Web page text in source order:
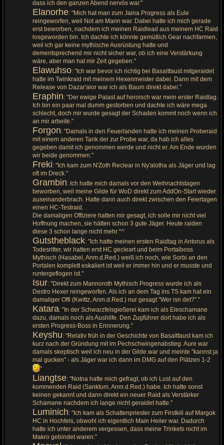
dass ich den ganzen Abend nervös war."
Elanorhe: "Mich hat man zum Jaina Progress als Eule
reingeworfen, weil Not am Mann war. Dabei hatte ich mich gerade
erst beworben, nachdem ich meinen Raidlead aus meinem HC Raid
losgeworden bin. Ich dachte ich könnte gemütlich Gear nachfarmen,
weil ich gar keine mythische Ausrüstung hatte und
dementsprechend mir nicht sicher war, ob ich eine Verstärkung
wäre, aber man hat mir Zeit gegeben."
Elawuhso: "Ich war bevor ich richtig bei Basaltfaust mitgeraidet
hatte im Twinkraid mit meinem Hexenmeister dabei. Dann mit dem
Release von Dazar'alor war ich als Baum direkt dabei."
Eraphin: "Der ewige Palast auf heroisch war mein erster Raidtag.
Ich bin ein paar mal dumm gestorben und dachte ich wäre mega
schlecht, doch mir wurde gesagt der Schaden kommt noch wenn ich
an mir arbeite."
Forgon: "Damals in den Feuerlanden hatte ich meinen Proberaid
mit einem anderen Tank der zur Probe war, da hab ich alles
gegeben damit ich genommen werde und nicht er. Am Ende wurden
wir beide genommen."
Freki: "Ich kam zum N'Zoth Reclear in Ny'alotha als Jäger und lag
oft im Dreck."
Grambin: Ich hatte mich damals vor den Weihnachtstagen
beworben, weil meine Gilde für WoD direkt zum AddOn-Start wieder
auseinanderbrach. Hatte dann auch direkt zwischen den Feiertagen
einen HC-Testraid.
Die damaligen Offiziere hatten mir gesagt, ich solle mir nicht viel
Hoffnung machen, sie hätten schon 3 gute Jäger. Heute raiden
diese 3 schon lange nicht mehr.^^
Gutstheblack: "Ich hatte meinen ersten Raidtag in Antorus als
Todesritter, wir hatten erst HC gecleart und beim Portalboss
Mythisch (Hasabel, Anm.d.Red.) weiß ich noch, wie Sorbi an den
Portalen komplett eskaliert ist weil er immer hin und er musste und
runtergeflogen ist."
Isur: "Direkt zum Mannoroth Mythisch Progress wurde ich als
Destro Hexer reingeworfen. Als ich an dem Tag ins TS kam hat ein
damaliger Offi (Kwittz, Anm.d.Red.) nur gesagt "Wer isn det?"."
Katara: "In der Schwarzfelsgießerei kam ich als Eleschamane
dazu, damals noch als Aushilfe. Den Zugführer dort habe ich als
ersten Progress-Boss in Erinnerung."
Keyshu: "Relativ früh in der Geschichte von Basaltfaust kam ich
kurz nach der Gründung mit im Pechschwingenabstieg. Aure war
damals skeptisch weil ich neu in der Gilde war und meinte "kannst ja
mal gucken" - als Jäger war ich dann im DMG auf den Plätzen 1-2
"
Liangtse: "Notna hatte mich gefragt, ob ich Lust auf den
kommenden Raid (Sanktum, Anm.d.Red.) habe. Ich hatte sonst
keinen gekannt und dann direkt ein neuer Raid als Verstärker
Schamane nachdem ich lange nicht geraidet hatte."
Luminich: "Ich kam als Schattenpriester zum Firstkill auf Margok
HC in Hochfels, obwohl ich eigentlich Main Heiler war. Dadurch
hatte ich unter anderem vergessen, dass meine Trinkets nicht im
Makro gebindet waren."